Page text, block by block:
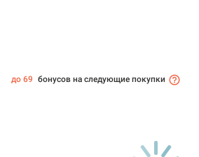
до 69 бонусов на следующие покупки